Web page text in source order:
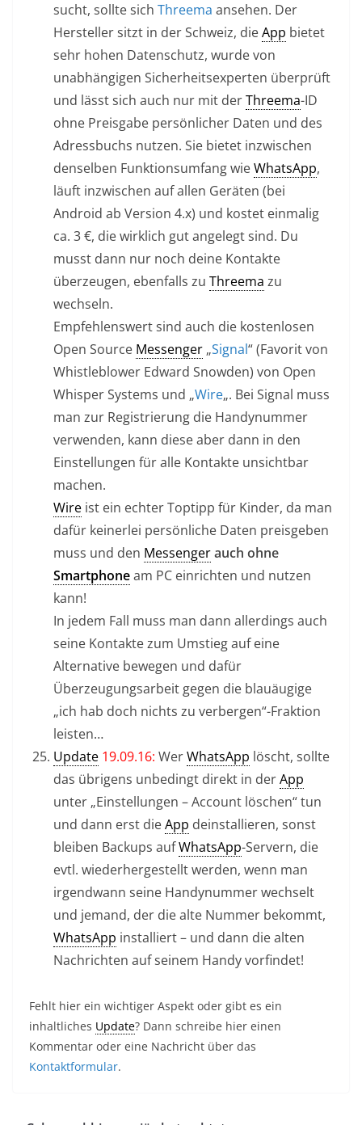
sucht, sollte sich Threema ansehen. Der
Hersteller sitzt in der Schweiz, dieApp bietet
sehr hohen Datenschutz, wurde von
unabhängigen Sicherheitsexperten überprüft
und lässt sich auch nur mit derThreema-ID
ohne Preisgabe persönlicher Daten und des
Adressbuchs nutzen. Sie bietet inzwischen
denselben Funktionsumfang wieWhatsApp,
läuft inzwischen auf allen Geräten (bei
Android ab Version 4.x) und kostet einmalig
ca. 3 €, die wirklich gut angelegt sind. Du
musst dann nur noch deine Kontakte
überzeugen, ebenfalls zu Threema zu
wechseln.
Empfehlenswert sind auch die kostenlosen
Open Source Messenger „Signal“ (Favorit von
Whistleblower Edward Snowden) von Open
Whisper Systems und „Wire„. Bei Signal muss
man zur Registrierung die Handynummer
verwenden, kann diese aber dann in den
Einstellungen für alle Kontakte unsichtbar
machen.
Wire ist ein echter Toptipp für Kinder, da man
dafür keinerlei persönliche Daten preisgeben
muss und den Messengerauch ohne
Smartphoneam PC einrichten und nutzen
kann!
In jedem Fall muss man dann allerdings auch
seine Kontakte zum Umstieg auf eine
Alternative bewegen und dafür
Überzeugungsarbeit gegen die blauäugige
„ich hab doch nichts zu verbergen“-Fraktion
leisten…
Update 19.09.16: WerWhatsApp löscht, sollte
das übrigens unbedingt direkt in derApp
unter „Einstellungen – Account löschen“ tun
und dann erst dieApp deinstallieren, sonst
bleiben Backups aufWhatsApp-Servern, die
evtl. wiederhergestellt werden, wenn man
irgendwann seine Handynummer wechselt
und jemand, der die alte Nummer bekommt,
WhatsApp installiert – und dann die alten
Nachrichten auf seinem Handy vorfindet!
Fehlt hier ein wichtiger Aspekt oder gibt es ein
inhaltliches Update? Dann schreibe hier einen
Kommentar oder eine Nachricht über das
Kontaktformular.